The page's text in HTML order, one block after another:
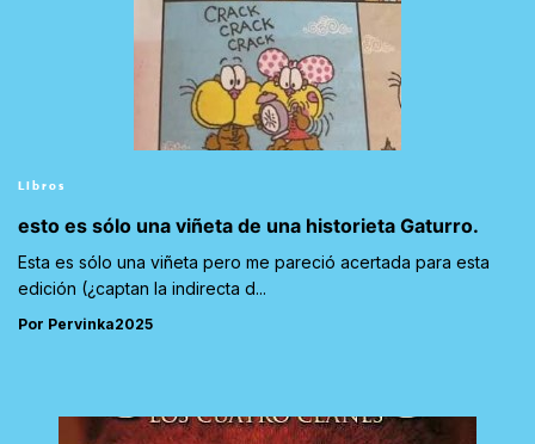
Libros
esto es sólo una viñeta de una historieta Gaturro.
Esta es sólo una viñeta pero me pareció acertada para esta
edición (¿captan la indirecta d...
Por Pervinka2025